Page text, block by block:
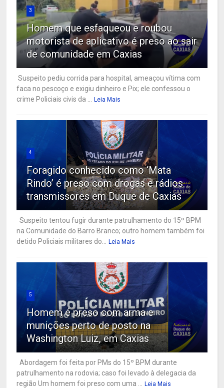
3
Homem que esfaqueou e roubou
motorista de aplicativo é preso ao sair
de comunidade em Caxias
Suspeito pediu corrida para hospital, ameaçou vítima com
faca no pescoço e exigiu dinheiro e Pix; ele confessou o
crime Policiais civis da ...
Leia Mais
4
Foragido conhecido como ‘Mata
Rindo’ é preso com drogas e rádios
transmissores em Duque de Caxias
Suspeito tentou fugir durante patrulhamento do 15º BPM
na Comunidade do Barro Branco; outro homem também foi
detido Policiais militares do...
Leia Mais
5
Homem é preso com arma e
munições perto de posto na
Washington Luiz, em Caxias
Abordagem foi feita por PMs do 15º BPM durante
patrulhamento na rodovia; caso foi levado à delegacia da
região Um homem foi preso com uma ...
Leia Mais